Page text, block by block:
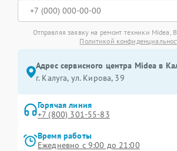
Отправляя заявку на ремонт техники Midea,
Политикой
Адрес сервисного центра Midea в
г. Калуга, ул. Кирова, 39
Горячая линия
+7 (800) 301-55-83
Время работы
Ежедневно с 9:00 до 21:00